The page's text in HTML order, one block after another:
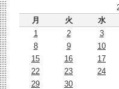
月
火 水
1
2 3
8
9 10
15
16 17
22
23 24
29
30